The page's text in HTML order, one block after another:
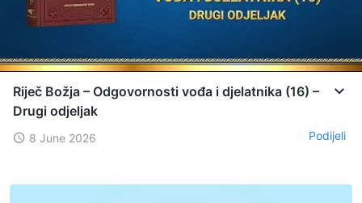
Riječ Božja – Odgovornosti vođa i djelatnika (16) –
Drugi odjeljak
8 June 2026 Podijeli